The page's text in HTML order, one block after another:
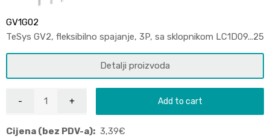
GV1G02
TeSys GV2, fleksibilno spajanje, 3P, sa sklopnikom LC1D09...25
Detalji proizvoda
Add to cart
Cijena (bez PDV-a): 3,39€